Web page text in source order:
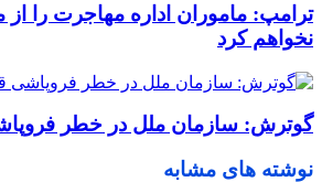
ترامپ: ماموران اداره مهاجرت را از
نخواهم کرد
گوترش: سازمان ملل در خطر
نوشته های مشابه